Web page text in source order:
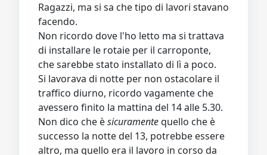
Ragazzi, ma si sa che tipo di lavori stavano
facendo.
Non ricordo dove l'ho letto ma si trattava
di installare le rotaie per il carroponte,
che sarebbe stato installato di lì a poco.
Si lavorava di notte per non ostacolare il
traffico diurno, ricordo vagamente che
avessero finito la mattina del 14 alle 5.30.
Non dico che èsicuramentequello che è
successo la notte del 13, potrebbe essere
altro, ma quello era il lavoro in corso da